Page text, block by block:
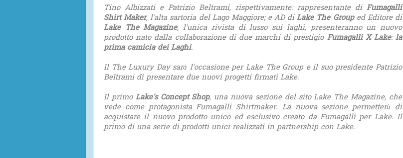
Tino Albizzati e Patrizio Beltrami, rispettivamente: rappresentante di Fumagalli
Shirt Maker, l'alta sartoria del Lago Maggiore; e AD diLake The Grouped Editore di
Lake The Magazine, l'unica rivista di lusso sui laghi, presenteranno un nuovo
prodotto nato dalla collaborazione di due marchi di prestigio Fumagalli X Lake:la
prima camicia dei Laghi.
Il The Luxury Day sarà l'occasione per Lake The Group e il suo presidente Patrizio
Beltrami di presentare due nuovi progetti firmati Lake.
Il primo Lake's Concept Shop, una nuova sezione del sito Lake The Magazine, che
vede come protagonista Fumagalli Shirtmaker. La nuova sezione permetterà di
acquistare il nuovo prodotto unico ed esclusivo creato da Fumagalli per Lake. Il
primo di una serie di prodotti unici realizzati in partnership con Lake.